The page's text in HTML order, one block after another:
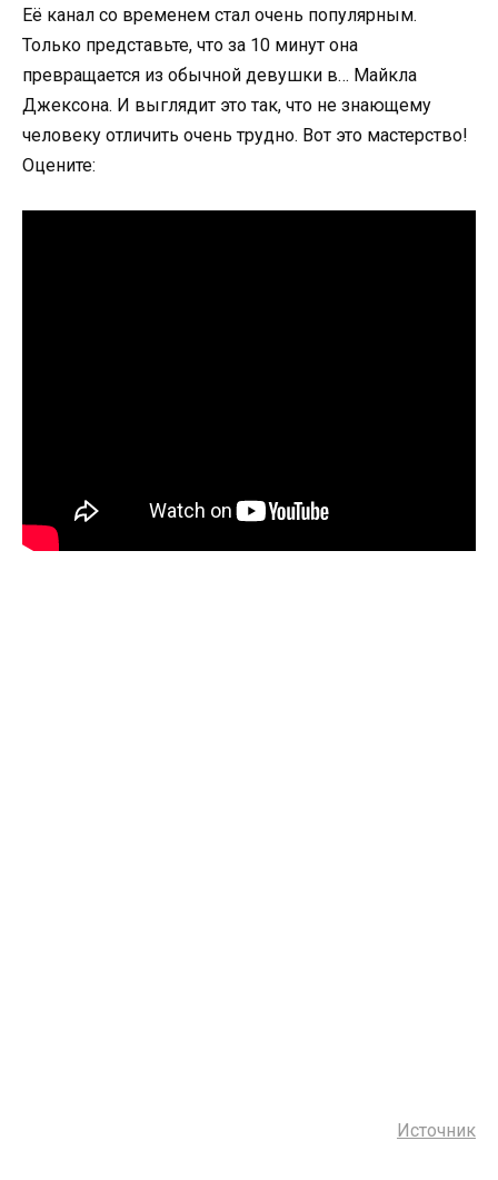
Её канал со временем стал очень популярным.
Только представьте, что за 10 минут она
превращается из обычной девушки в… Майкла
Джексона. И выглядит это так, что не знающему
человеку отличить очень трудно. Вот это мастерство!
Оцените:
Источник